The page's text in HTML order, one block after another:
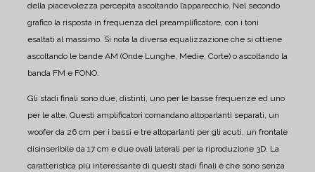
della piacevolezza percepita ascoltando l’apparecchio. Nel secondo
grafico la risposta in frequenza del preamplificatore, con i toni
esaltati al massimo. Si nota la diversa equalizzazione che si ottiene
ascoltando le bande AM (Onde Lunghe, Medie, Corte) o ascoltando la
banda FM e FONO.
Gli stadi finali sono due, distinti, uno per le basse frequenze ed uno
per le alte. Questi amplificatori comandano altoparlanti separati, un
woofer da 26 cm per i bassi e tre altoparlanti per gli acuti, un frontale
disinseribile da 17 cm e due ovali laterali per la riproduzione 3D. La
caratteristica più interessante di questi stadi finali è che sono senza